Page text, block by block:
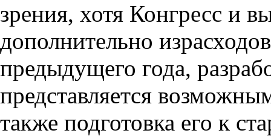
зре­ния, хотя Конгресс и
дополнительно
предыдущего года,
представ­ляется
также подготовка его к